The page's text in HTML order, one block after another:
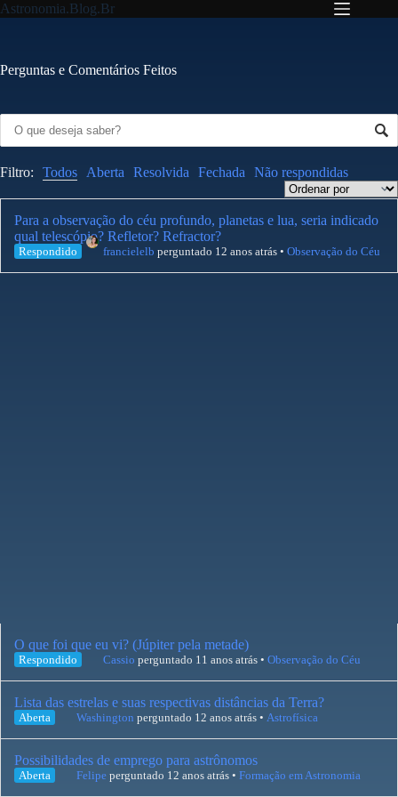
Pular
para
Astronomia.Blog.Br
Perguntas e Comentários Feitos
Filtro: Todos Aberta Resolvida Fechada Não respondidas
Para a observação do céu profundo, planetas e lua, seria indicado
qual telescópio? Refletor? Refractor?
Respondido francielelb perguntado 12 anos atrás • Observação do Céu
O que foi que eu vi? (Júpiter pela metade)
Respondido Cassio perguntado 11 anos atrás • Observação do Céu
Lista das estrelas e suas respectivas distâncias da Terra?
Aberta Washington perguntado 12 anos atrás • Astrofísica
Possibilidades de emprego para astrônomos
Aberta Felipe perguntado 12 anos atrás • Formação em Astronomia